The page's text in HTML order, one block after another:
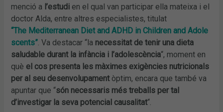
menció a l’estudi en el qual van participar ella mateixa i el
doctor Alda, entre altres especialistes, titulat
“The Mediterranean Diet and ADHD in Children and Adole
scents”. Va destacar “la necessitat de tenir una dieta
saludable durant la infància i l’adolescència“, moment en
què el cos presenta les màximes exigències nutricionals
per al seu desenvolupamentòptim, encara que també va
apuntar que “són necessaris més treballs per tal
d’investigar la seva potencial causalitat“.